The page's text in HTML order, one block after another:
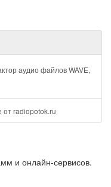
аудио файлов WAVE,
radiopotok.ru
и онлайн-сервисов.